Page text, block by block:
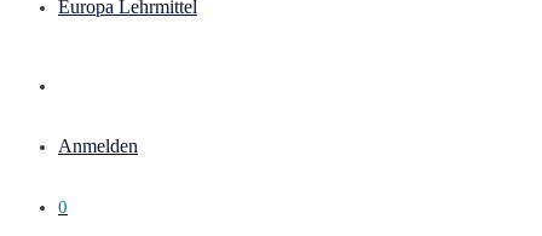
Europa Lehrmittel
Anmelden
0